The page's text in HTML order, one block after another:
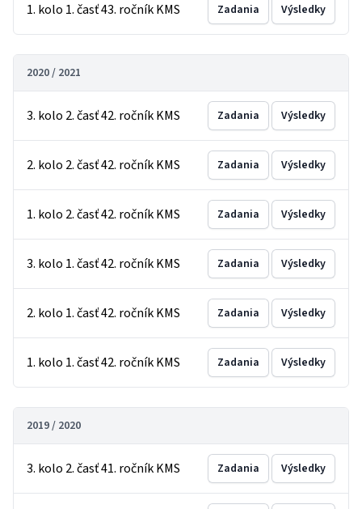
1. kolo 1. časť 43. ročník KMS Zadania Výsledky
2020 / 2021
3. kolo 2. časť 42. ročník KMS Zadania Výsledky
2. kolo 2. časť 42. ročník KMS Zadania Výsledky
1. kolo 2. časť 42. ročník KMS Zadania Výsledky
3. kolo 1. časť 42. ročník KMS Zadania Výsledky
2. kolo 1. časť 42. ročník KMS Zadania Výsledky
1. kolo 1. časť 42. ročník KMS Zadania Výsledky
2019 / 2020
3. kolo 2. časť 41. ročník KMS Zadania Výsledky